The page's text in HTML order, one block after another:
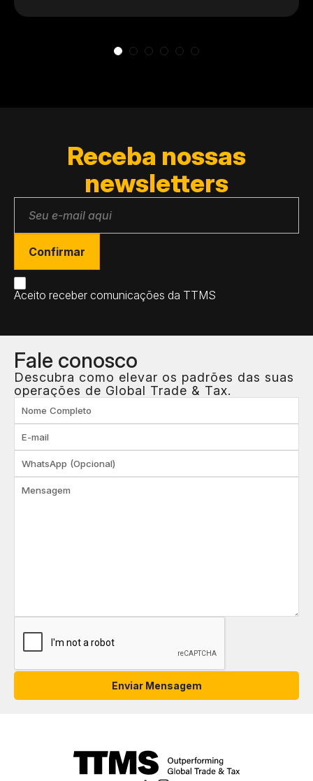
Receba nossas
newsletters
Aceito receber comunicações da TTMS
Fale conosco
Descubra como elevar os padrões das suas
operações de Global Trade & Tax.